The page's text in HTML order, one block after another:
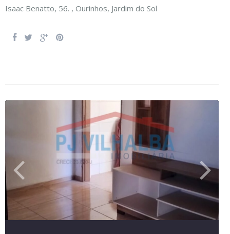
Isaac Benatto, 56. , Ourinhos, Jardim do Sol